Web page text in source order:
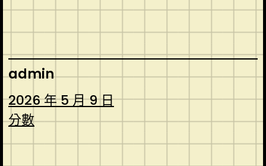
admin
2026 年 5 月 9 日
分數